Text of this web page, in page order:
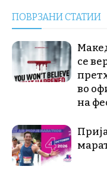
ПОВРЗАНИ СТАТИИ
се
во
на